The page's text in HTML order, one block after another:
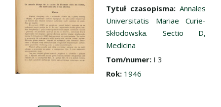
Tytuł czasopisma: Annales
Universitatis Mariae Curie-
Skłodowska. Sectio D,
Medicina
Tom/numer: I 3
Rok: 1946